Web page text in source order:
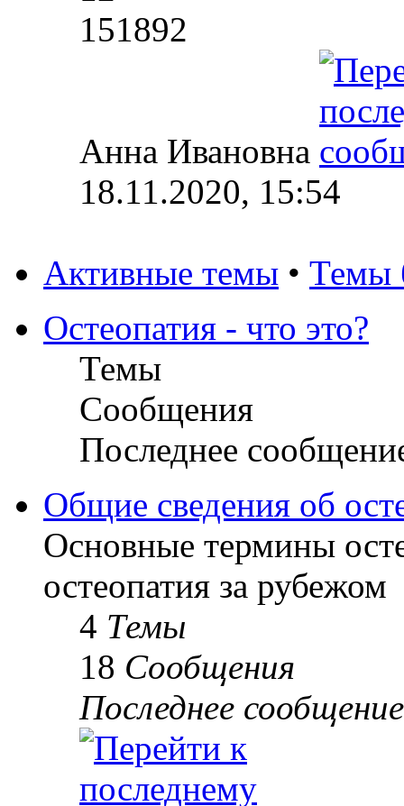
151892
Анна Ивановна
18.11.2020, 15:54
Активные темы • Темы
Остеопатия - что это?
Темы
Сообщения
Последнее
Общие сведения об
Основные термины
остеопатия за рубежом
4 Темы
18 Сообщения
Последнее сообщение